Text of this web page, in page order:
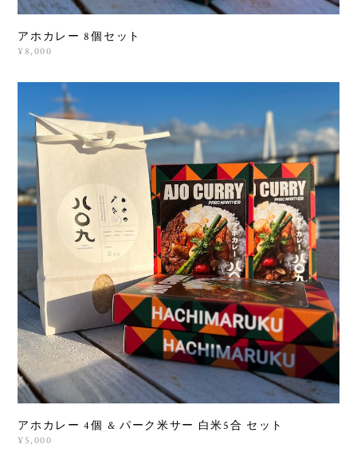
アホカレー 8個セット
¥8,000
アホカレー 4個 & パーク米サー 白米5合 セット
¥5,000